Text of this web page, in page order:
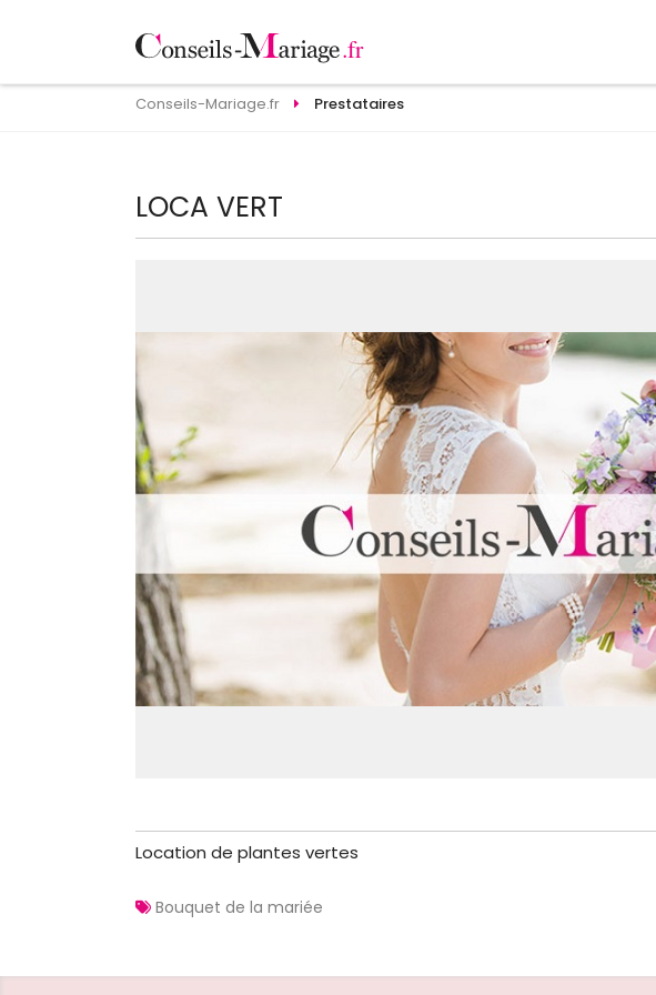
Conseils-Mariage.fr Prestataires
LOCA VERT
Location de plantes vertes
Bouquet de la mariée